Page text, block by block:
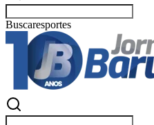
Buscarpolítica